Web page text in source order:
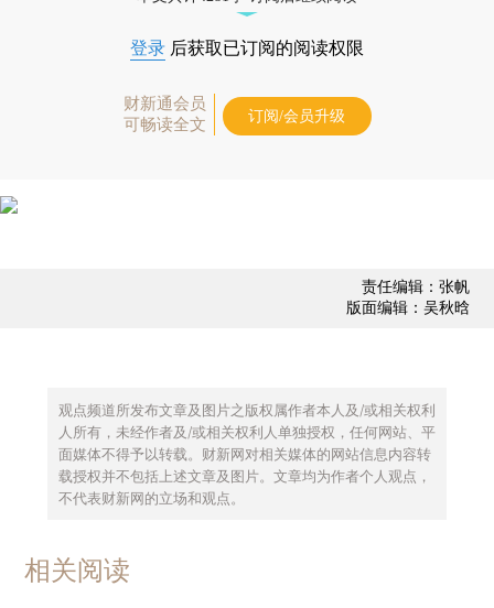
登录 后获取已订阅的阅读权限
财新通会员
可畅读全文
订阅/会员升级
责任编辑：张帆
版面编辑：吴秋晗
观点频道所发布文章及图片之版权属作者本人及/或相关权利
人所有，未经作者及/或相关权利人单独授权，任何网站、平
面媒体不得予以转载。财新网对相关媒体的网站信息内容转
载授权并不包括上述文章及图片。文章均为作者个人观点，
不代表财新网的立场和观点。
相关阅读